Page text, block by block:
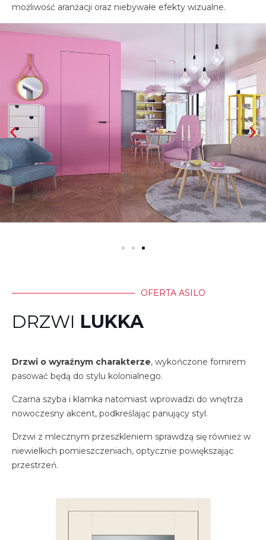
możliwość aranżacji oraz niebywałe efekty wizualne.
OFERTA ASILO
DRZWI LUKKA
Drzwi o wyraźnym charakterze, wykończone fornirem
pasować będą do stylu kolonialnego.
Czarna szyba i klamka natomiast wprowadzi do wnętrza
nowoczesny akcent, podkreślając panujący styl.
Drzwi z mlecznym przeszkleniem sprawdzą się również w
niewielkich pomieszczeniach, optycznie powiększając
przestrzeń.